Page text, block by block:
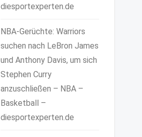
diesportexperten.de
NBA-Gerüchte: Warriors
suchen nach LeBron James
und Anthony Davis, um sich
Stephen Curry
anzuschließen – NBA –
Basketball –
diesportexperten.de